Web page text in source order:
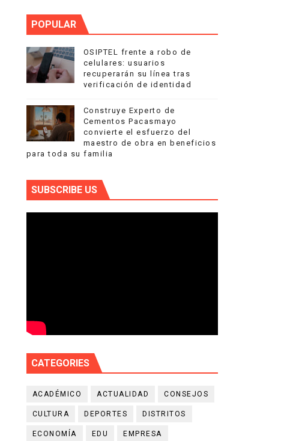
POPULAR
OSIPTEL frente a robo de
celulares: usuarios
recuperarán su línea tras
verificación de identidad
Construye Experto de
Cementos Pacasmayo
convierte el esfuerzo del
maestro de obra en beneficios
para toda su familia
SUBSCRIBE US
CATEGORIES
ACADÉMICO ACTUALIDAD CONSEJOS
CULTURA DEPORTES DISTRITOS
ECONOMÍA EDU EMPRESA